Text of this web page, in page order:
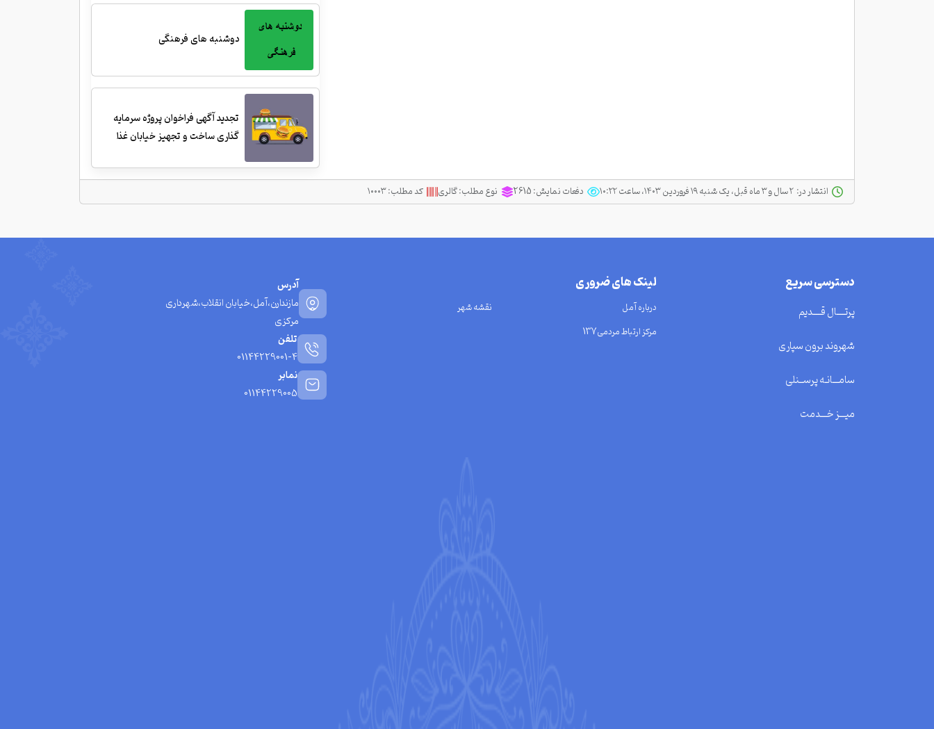
دوشنبه های فرهنگی
تجدید آگهی فراخوان پروژه سرمایه
گذاری ساخت و تجهیز خیابان غذا
انتشار در: دفعات نمایش:2615 نوع مطلب:گالری کد مطلب:۱۰۰۰۳
دسترسی سریع
پرتــــال قــــدیم
شهروند برون سپاری
سامـــانـه پرســنلی
میـــز خـــدمت
لینک های ضروری
درباره آمل
نقشه شهر
مرکز ارتباط مردمی137
آدرس
مازندارن،آمل،خیابان انقلاب،شهرداری
مرکزی
تلفن
01144229001-4
نمابر
01144229005